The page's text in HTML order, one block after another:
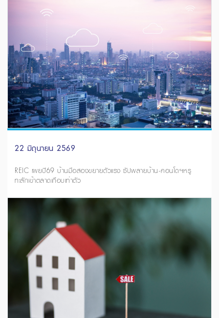
22 มิถุนายน 2569
REIC เผยปี69 บ้านมือสองขยายตัวแรง ซัปพลายบ้าน-คอนโดฯหรู
ทะลักเข้าตลาดเกือบเท่าตัว